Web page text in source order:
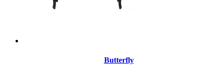
Butterfly